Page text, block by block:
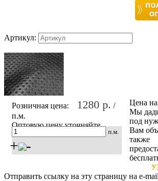
Артикул:
Розничная цена: 1280 р. /
п.м.
Оптовую цену уточняйте
п.м.
+ -
Цена
Мы
под
Вам
также
Отправить ссылку на эту страницу на e-mail